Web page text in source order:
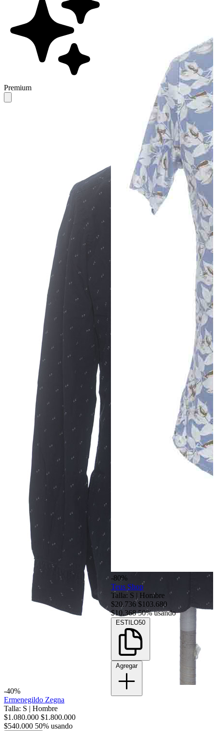
Premium
-40%
Ermenegildo Zegna
Talla: S | Hombre
$1.080.000 $1.800.000
$540.000 50% usando
-80%
Teus Shop
Talla: S | Hombre
$20.736 $103.680
$10.36850% usando
ESTILO50
Agregar